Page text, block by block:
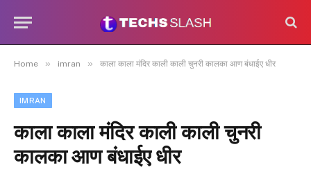
Home » imran » काला काला मंदिर काली काली चुनरी कालका आण बंधाईए धीर
IMRAN
काला काला मंदिर काली काली चुनरी
कालका आण बंधाईए धीर